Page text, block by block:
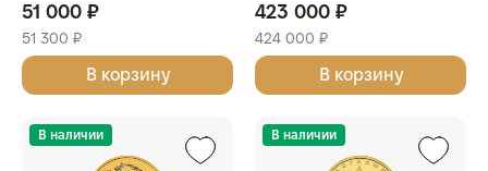
51 000 ₽
51 300 ₽
В корзину
423 000 ₽
424 000 ₽
В корзину
В наличии В наличии